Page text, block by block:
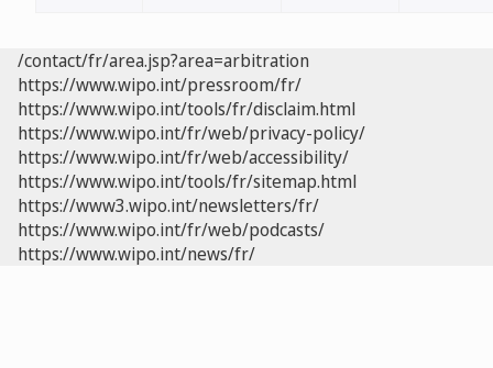
/contact/fr/area.jsp?area=arbitration
https://www.wipo.int/pressroom/fr/
https://www.wipo.int/tools/fr/disclaim.html
https://www.wipo.int/fr/web/privacy-policy/
https://www.wipo.int/fr/web/accessibility/
https://www.wipo.int/tools/fr/sitemap.html
https://www3.wipo.int/newsletters/fr/
https://www.wipo.int/fr/web/podcasts/
https://www.wipo.int/news/fr/